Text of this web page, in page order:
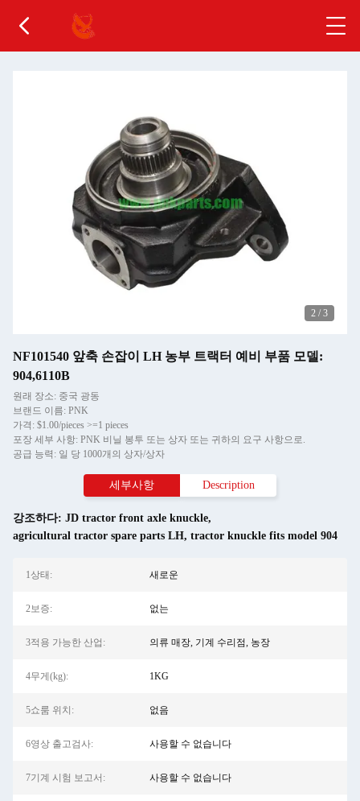
2 / 3
NF101540 앞축 손잡이 LH 농부 트랙터 예비 부품 모델:
904,6110B
원래 장소: 중국 광동
브랜드 이름: PNK
가격: $1.00/pieces >=1 pieces
포장 세부 사항: PNK 비닐 봉투 또는 상자 또는 귀하의 요구 사항으로.
공급 능력: 일 당 1000개의 상자/상자
세부사항 Description
강조하다: JD tractor front axle knuckle,
agricultural tractor spare parts LH, tractor knuckle fits model 904
1상태: 새로운
2보증: 없는
3적용 가능한 산업: 의류 매장, 기계 수리점, 농장
4무게(kg): 1KG
5쇼룸 위치: 없음
6영상 출고검사: 사용할 수 없습니다
7기계 시험 보고서: 사용할 수 없습니다